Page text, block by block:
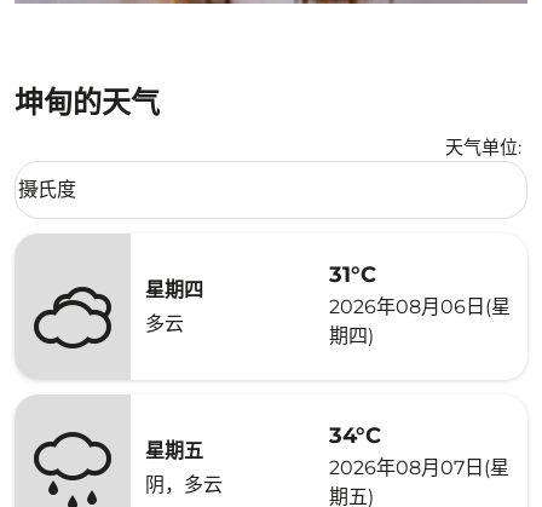
坤甸的天气
天气单位:
Weather unit option 摄氏度 Selected
摄氏度
keyboard_arrow_down
星期四
多云
31°C
2026年08月06日(星
期四)
星期五
阴，多云
34°C
2026年08月07日(星
期五)